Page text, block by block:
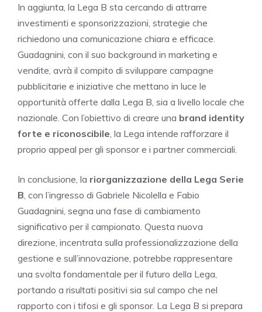
In aggiunta, la Lega B sta cercando di attrarre
investimenti e sponsorizzazioni, strategie che
richiedono una comunicazione chiara e efficace.
Guadagnini, con il suo background in marketing e
vendite, avrà il compito di sviluppare campagne
pubblicitarie e iniziative che mettano in luce le
opportunità offerte dalla Lega B, sia a livello locale che
nazionale. Con l’obiettivo di creare una brand identity
forte e riconoscibile , la Lega intende rafforzare il
proprio appeal per gli sponsor e i partner commerciali.
In conclusione, la riorganizzazione della Lega Serie
B , con l’ingresso di Gabriele Nicolella e Fabio
Guadagnini, segna una fase di cambiamento
significativo per il campionato. Questa nuova
direzione, incentrata sulla professionalizzazione della
gestione e sull’innovazione, potrebbe rappresentare
una svolta fondamentale per il futuro della Lega,
portando a risultati positivi sia sul campo che nel
rapporto con i tifosi e gli sponsor. La Lega B si prepara